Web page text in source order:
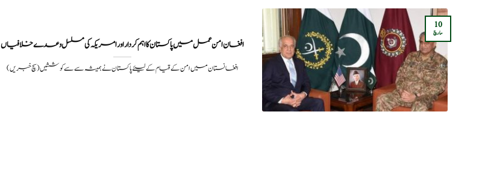
افغان امن عمل میں پاکستان کا اہم کردار اور امریکہ کی مسلسل وعدے خلافیاں
(سچ خبریں) افغانستان میں امن کے قیام کے لیئے پاکستان نے ہمیشہ سے سے کوششیں
10
مارچ